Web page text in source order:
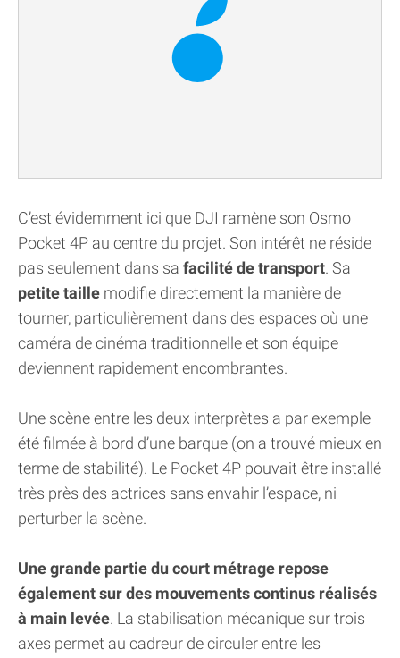
C’est évidemment ici que DJI ramène son Osmo
Pocket 4P au centre du projet. Son intérêt ne réside
pas seulement dans sa facilité de transport. Sa
petite taille modifie directement la manière de
tourner, particulièrement dans des espaces où une
caméra de cinéma traditionnelle et son équipe
deviennent rapidement encombrantes.
Une scène entre les deux interprètes a par exemple
été filmée à bord d’une barque (on a trouvé mieux en
terme de stabilité). Le Pocket 4P pouvait être installé
très près des actrices sans envahir l’espace, ni
perturber la scène.
Une grande partie du court métrage repose
également sur des mouvements continus réalisés
à main levée. La stabilisation mécanique sur trois
axes permet au cadreur de circuler entre les